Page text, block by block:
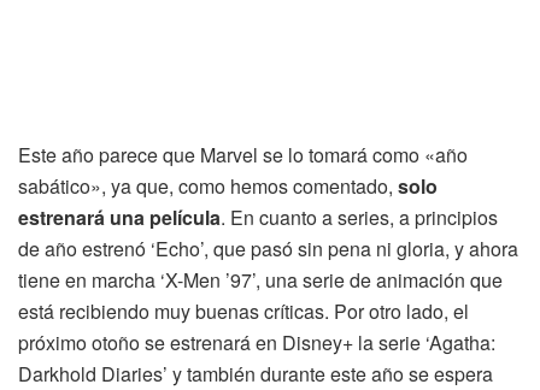
Este año parece que Marvel se lo tomará como «año
sabático», ya que, como hemos comentado, solo
estrenará una película. En cuanto a series, a principios
de año estrenó ‘Echo’, que pasó sin pena ni gloria, y ahora
tiene en marcha ‘X-Men ’97’, una serie de animación que
está recibiendo muy buenas críticas. Por otro lado, el
próximo otoño se estrenará en Disney+ la serie ‘Agatha:
Darkhold Diaries’ y también durante este año se espera